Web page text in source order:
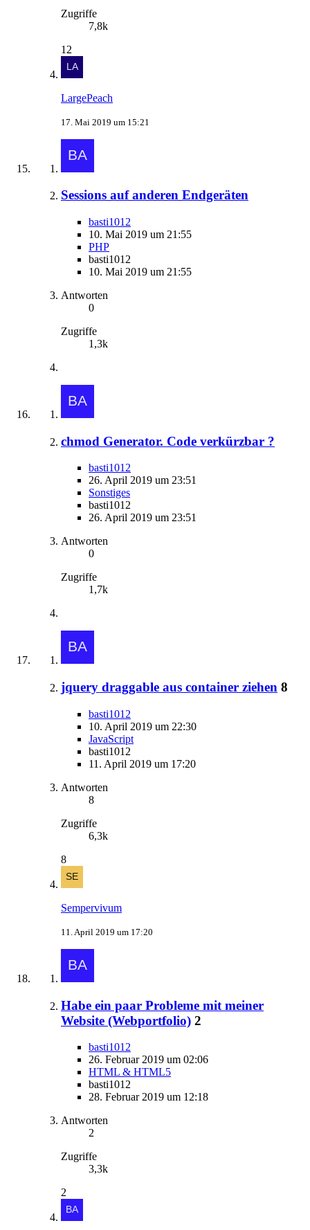
Zugriffe
7,8k
12
LargePeach
17. Mai 2019 um 15:21
Sessions auf anderen Endgeräten
basti1012
10. Mai 2019 um 21:55
PHP
basti1012
10. Mai 2019 um 21:55
Antworten
0
Zugriffe
1,3k
chmod Generator. Code verkürzbar ?
basti1012
26. April 2019 um 23:51
Sonstiges
basti1012
26. April 2019 um 23:51
Antworten
0
Zugriffe
1,7k
jquery draggable aus container ziehen 8
basti1012
10. April 2019 um 22:30
JavaScript
basti1012
11. April 2019 um 17:20
Antworten
8
Zugriffe
6,3k
8
Sempervivum
11. April 2019 um 17:20
Habe ein paar Probleme mit meiner
Website (Webportfolio) 2
basti1012
26. Februar 2019 um 02:06
HTML & HTML5
basti1012
28. Februar 2019 um 12:18
Antworten
2
Zugriffe
3,3k
2